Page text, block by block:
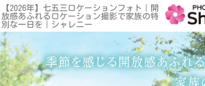
【2026年】七五三ロケーションフォト｜開
放感あふれるロケーション撮影で家族の特
別な一日を｜シャレニー